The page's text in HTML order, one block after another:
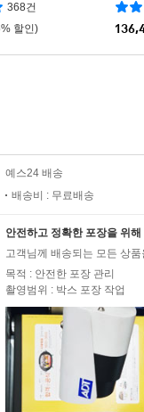
368건
할인)
예스24 배송
배송비 : 무료배송
안전하고 정확한 포장을 위
고객님께 배송되는 모든 상
목적 : 안전한 포장 관리
촬영범위 : 박스 포장 작업